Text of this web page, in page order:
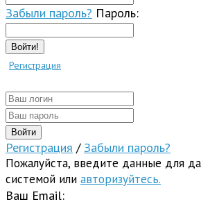
Забыли пароль? Пароль:
Войти!
Регистрация
Регистрация / Забыли пароль?
Пожалуйста, введите данные для
системой или авторизуйтесь.
Ваш Email: